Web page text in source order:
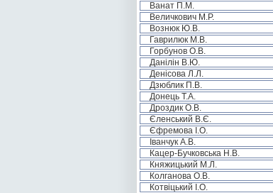
Ванат П.М.
Величкович М.Р.
Вознюк Ю.В.
Гаврилюк М.В.
Горбунов О.В.
Данілін В.Ю.
Денісова Л.Л.
Дзюблик П.В.
Донець Т.А.
Дроздик О.В.
Єленський В.Є.
Єфремова І.О.
Іванчук А.В.
Кацер-Бучковська Н.В.
Княжицький М.Л.
Колганова О.В.
Котвіцький І.О.